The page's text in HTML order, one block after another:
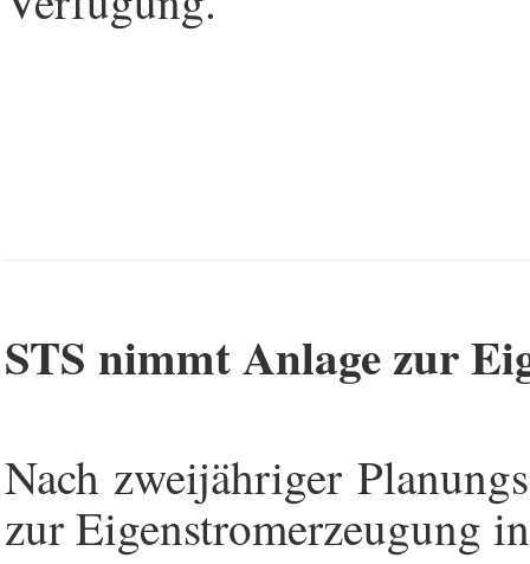
STS nimmt Anlage zur
Nach zweijähriger
zur Eigenstromerzeugung